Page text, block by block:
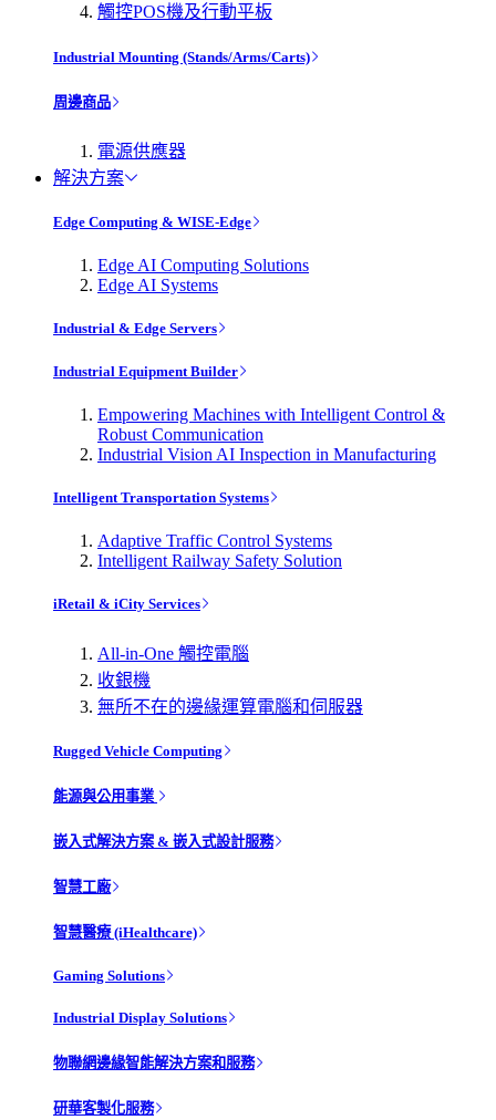
觸控POS機及行動平板
Industrial Mounting (Stands/Arms/Carts)
周邊商品
電源供應器
解決方案
Edge Computing & WISE-Edge
Edge AI Computing Solutions
Edge AI Systems
Industrial & Edge Servers
Industrial Equipment Builder
Empowering Machines with Intelligent Control &
Robust Communication
Industrial Vision AI Inspection in Manufacturing
Intelligent Transportation Systems
Adaptive Traffic Control Systems
Intelligent Railway Safety Solution
iRetail & iCity Services
All-in-One 觸控電腦
收銀機
無所不在的邊緣運算電腦和伺服器
Rugged Vehicle Computing
能源與公用事業
嵌入式解決方案 & 嵌入式設計服務
智慧工廠
智慧醫療 (iHealthcare)
Gaming Solutions
Industrial Display Solutions
物聯網邊緣智能解決方案和服務
研華客製化服務